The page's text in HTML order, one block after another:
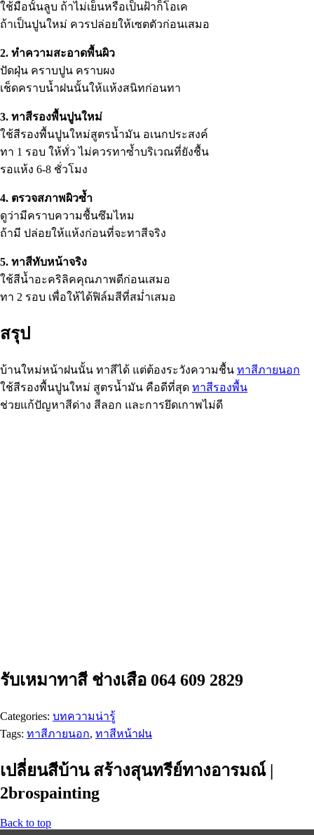
ใช้มือนั้นลูบ ถ้าไม่เย็นหรือเป็นฝ้าก็โอเค
ถ้าเป็นปูนใหม่ ควรปล่อยให้เซตตัวก่อนเสมอ
2. ทำความสะอาดพื้นผิว
ปัดฝุ่น คราบปูน คราบผง
เช็ดคราบน้ำฝนนั้นให้แห้งสนิทก่อนทา
3. ทาสีรองพื้นปูนใหม่
ใช้สีรองพื้นปูนใหม่สูตรน้ำมัน อเนกประสงค์
ทา 1 รอบ ให้ทั่ว ไม่ควรทาซ้ำบริเวณที่ยังชื้น
รอแห้ง 6-8 ชั่วโมง
4. ตรวจสภาพผิวซ้ำ
ดูว่ามีคราบความชื้นซึมไหม
ถ้ามี ปล่อยให้แห้งก่อนที่จะทาสีจริง
5. ทาสีทับหน้าจริง
ใช้สีน้ำอะคริลิคคุณภาพดีก่อนเสมอ
ทา 2 รอบ เพื่อให้ได้ฟิล์มสีที่สม่ำเสมอ
สรุป
บ้านใหม่หน้าฝนนั้น ทาสีได้ แต่ต้องระวังความชื้น ทาสีภายนอก
ใช้สีรองพื้นปูนใหม่ สูตรน้ำมัน คือดีที่สุด ทาสีรองพื้น
ช่วยแก้ปัญหาสีด่าง สีลอก และการยึดเกาพไม่ดี
รับเหมาทาสี ช่างเสือ 064 609 2829
Categories: บทความน่ารู้
Tags: ทาสีภายนอก, ทาสีหน้าฝน
เปลี่ยนสีบ้าน สร้างสุนทรีย์ทางอารมณ์ |
2brospainting
Back to top